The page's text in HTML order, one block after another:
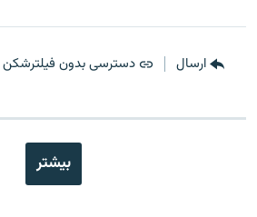
ارسال دسترسی بدون فیلترشکن
بیشتر